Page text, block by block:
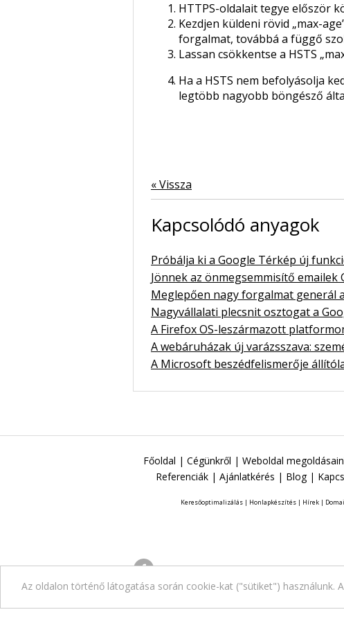
Az oldalon történő látogatása során cookie-kat ("sütiket") használunk.
HTTPS-oldalait tegye először
Kezdjen küldeni rövid „max-
forgalmat, továbbá a függő
Lassan csökkentse a HSTS
Ha a HSTS nem befolyásolja
legtöbb nagyobb böngésző
« Vissza
Kapcsolódó anyagok
Próbálja ki a Google Térkép új
Jönnek az önmegsemmisítő emailek
Meglepően nagy forgalmat generál
Nagyvállalati plecsnit osztogat a
A Firefox OS-leszármazott
A webáruházak új varázsszava:
A Microsoft beszédfelismerője
Főoldal |Cégünkről |Weboldal
Referenciák |Ajánlatkérés | Blog|
Keresőoptimalizálás| Honlapkészítés| Hírek|